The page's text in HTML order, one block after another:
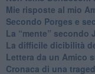
​Mie risposte al mio
​Secondo Porges e
​La “mente” secondo
La difficile dicibilità
​Lettera da un Amico
​Cronaca di una